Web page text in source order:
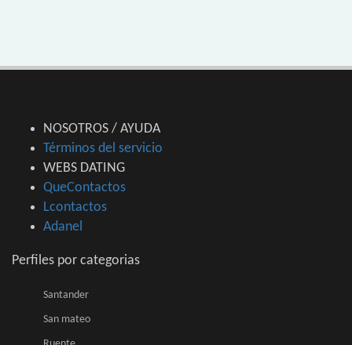
NOSOTROS / AYUDA
Términos del servicio
WEBS DATING
QueContactos
Lcontactos
Adanel
Perfiles por categorias
Santander
San mateo